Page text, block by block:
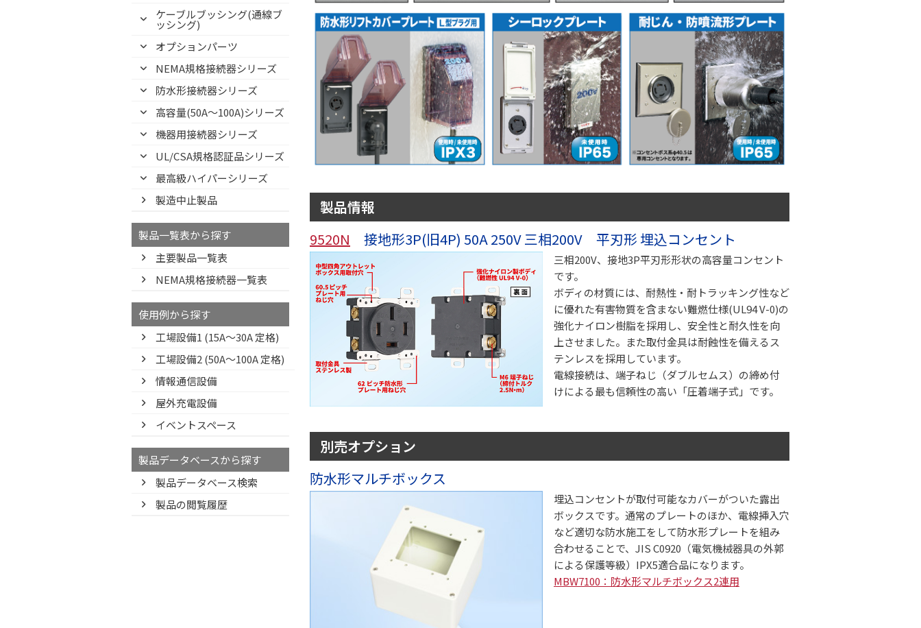
ケーブルブッシング(通線ブ
ッシング)
オプションパーツ
NEMA規格接続器シリーズ
防水形接続器シリーズ
高容量(50A～100A)シリーズ
機器用接続器シリーズ
UL/CSA規格認証品シリーズ
最高級ハイパーシリーズ
製造中止製品
製品一覧表から探す
主要製品一覧表
NEMA規格接続器一覧表
使用例から探す
工場設備1 (15A〜30A 定格)
工場設備2 (50A〜100A 定格)
情報通信設備
屋外充電設備
イベントスペース
製品データベースから探す
製品データベース検索
製品の閲覧履歴
製品情報
9520N 接地形3P(旧4P) 50A 250V 三相200V 平刃形 埋込コンセント
三相200V、接地3P平刃形形状の高容量コンセント
です。
ボディの材質には、耐熱性・耐トラッキング性など
に優れた有害物質を含まない難燃仕様(UL94 V-0)の
強化ナイロン樹脂を採用し、安全性と耐久性を向
上させました。また取付金具は耐蝕性を備えるス
テンレスを採用しています。
電線接続は、端子ねじ（ダブルセムス）の締め付
けによる最も信頼性の高い「圧着端子式」です。
別売オプション
防水形マルチボックス
埋込コンセントが取付可能なカバーがついた露出
ボックスです。通常のプレートのほか、電線挿入穴
など適切な防水施工をして防水形プレートを組み
合わせることで、JIS C0920（電気機械器具の外郭
による保護等級）IPX5適合品になります。
MBW7100：防水形マルチボックス2連用